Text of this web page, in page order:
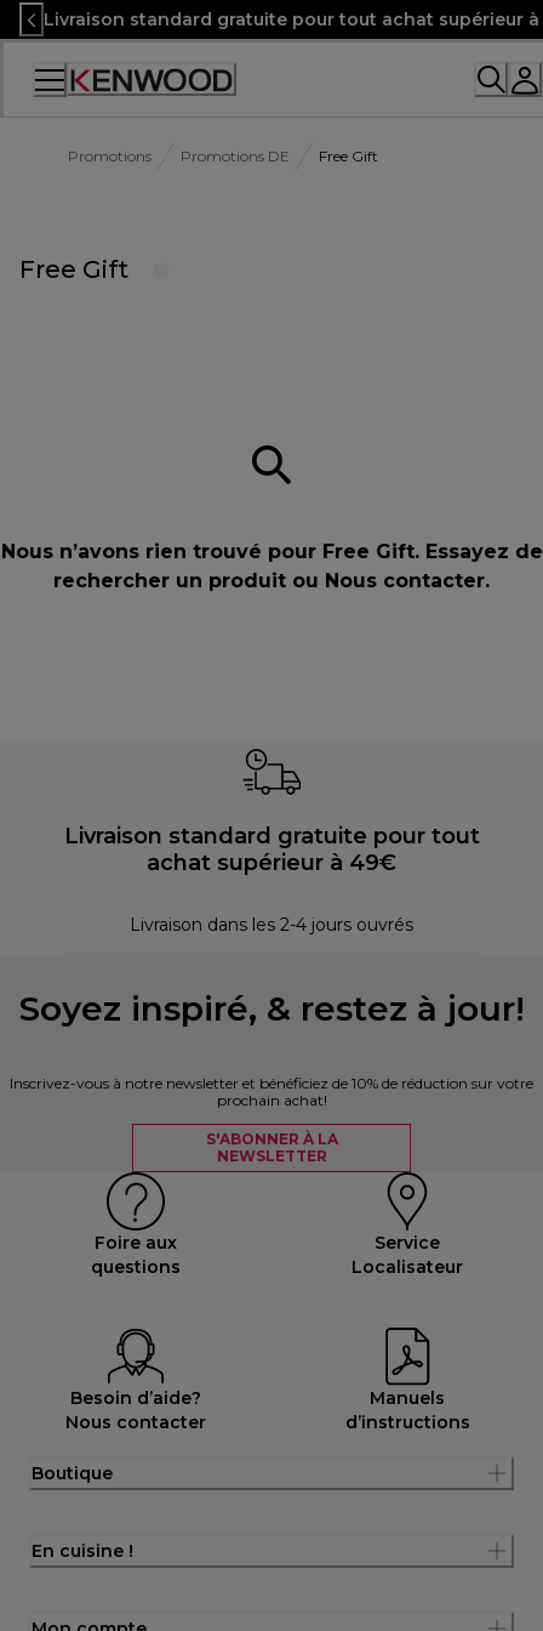
Skip
to
Content
Livraison standard gratuite pour tout achat supérieur
Promotions Promotions DE Free Gift
Free Gift
Nous n’avons rien trouvé pour Free Gift. Essayez de
rechercher un produit ou Nous contacter.
Livraison standard gratuite pour tout
achat supérieur à 49€
Livraison dans les 2-4 jours ouvrés
Soyez inspiré, & restez à jour!
Inscrivez-vous à notre newsletter et bénéficiez de 10% de réduction sur votre
prochain achat!
S'ABONNER À LA
NEWSLETTER
Foire aux
questions
Service
Localisateur
Besoin d’aide?
Nous contacter
Manuels
d’instructions
Boutique
En cuisine !